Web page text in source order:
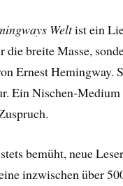
Weltist ein
die breite Masse,
Ernest Hemingway.
Ein Nischen-
bemüht, neue
inzwischen über